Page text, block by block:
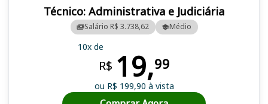
Técnico: Administrativa e Judiciária
Salário R$ 3.738,62 Médio
10x de
R$ 19,99
ou R$ 199,90 à vista